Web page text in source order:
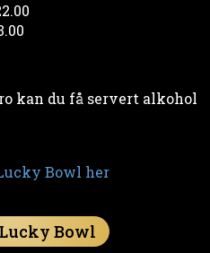
kan du få servert alkohol
Bowl her
Bowl